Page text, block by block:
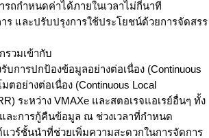
รถกำหนดค่าได้ภายในเวลาไม่กี่นาที
ร และปรับปรุงการใช้ประโยชน์ด้วยการจัดสรร
รวมเข้ากับ
บการปกป้องข้อมูลอย่างต่อเนื่อง (Continuous
ตอย่างต่อเนื่อง (Continuous Local
ระหว่าง VMAXe และสตอเรจแอเรย์อื่นๆ ทั้ง
ละการกู้คืนข้อมูล ณ ช่วงเวลาที่กำหนด
วร์ชั้นนำที่ช่วยเพิ่มความสะดวกในการจัดการ